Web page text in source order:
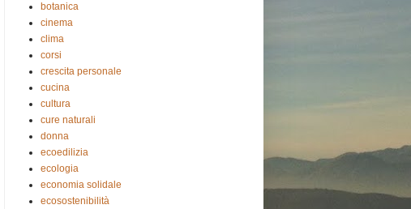
botanica
cinema
clima
corsi
crescita personale
cucina
cultura
cure naturali
donna
ecoedilizia
ecologia
economia solidale
ecosostenibilità